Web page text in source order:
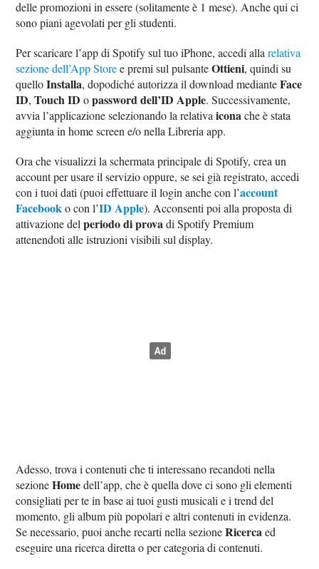
delle promozioni in essere (solitamente è 1 mese). Anche qui ci
sono piani agevolati per gli studenti.
Per scaricare l’app di Spotify sul tuo iPhone, accedi allarelativa
sezione dell’App Storee premi sul pulsanteOttieni, quindi su
quelloInstalla, dopodiché autorizza il download medianteFace
ID,Touch ID opassword dell’ID Apple. Successivamente,
avvia l’applicazione selezionando la relativaiconache è stata
aggiunta in home screen e/o nella Libreria app.
Ora che visualizzi la schermata principale di Spotify, crea un
account per usare il servizio oppure, se sei già registrato, accedi
con i tuoi dati (puoi effettuare il login anche con l’account
Facebooko con l’ID Apple). Acconsenti poi alla proposta di
attivazione delperiodo di provadi Spotify Premium
attenendoti alle istruzioni visibili sul display.
Adesso, trova i contenuti che ti interessano recandoti nella
sezioneHomedell’app, che è quella dove ci sono gli elementi
consigliati per te in base ai tuoi gusti musicali e i trend del
momento, gli album più popolari e altri contenuti in evidenza.
Se necessario, puoi anche recarti nella sezioneRicercaed
eseguire una ricerca diretta o per categoria di contenuti.